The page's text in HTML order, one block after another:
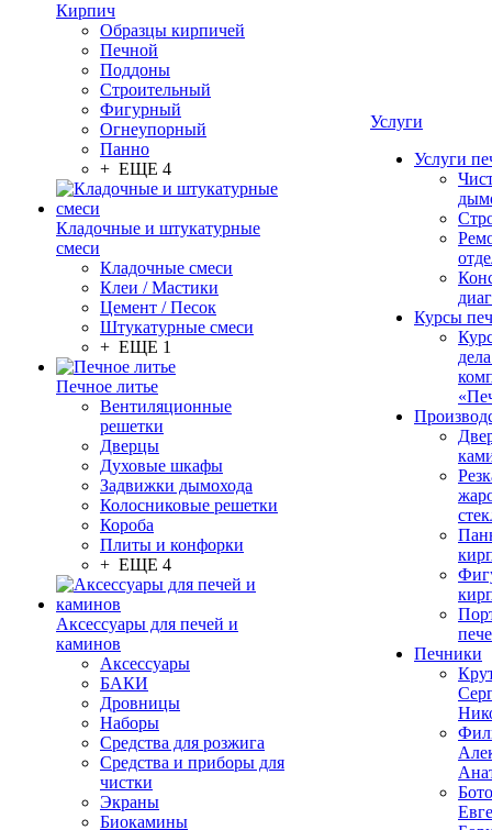
Кирпич
Образцы кирпичей
Печной
Поддоны
Строительный
Фигурный
Огнеупорный
Панно
+ ЕЩЕ 4
Кладочные и штукатурные
смеси
Кладочные смеси
Клеи / Мастики
Цемент / Песок
Штукатурные смеси
+ ЕЩЕ 1
Печное литье
Вентиляционные
решетки
Дверцы
Духовые шкафы
Задвижки дымохода
Колосниковые решетки
Короба
Плиты и конфорки
+ ЕЩЕ 4
Аксессуары для печей и
каминов
Аксессуары
БАКИ
Дровницы
Наборы
Средства для розжига
Средства и приборы для
чистки
Экраны
Биокамины
Услуги
Услуги
Курсы
Печники